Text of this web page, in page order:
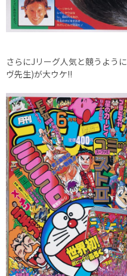
さらにJリーグ人気と競うように
ヴ先生)が大ウケ!!